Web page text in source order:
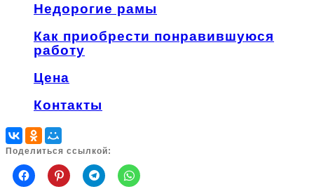
Недорогие рамы
Как приобрести понравившуюся
работу
Цена
Контакты
Поделиться ссылкой: